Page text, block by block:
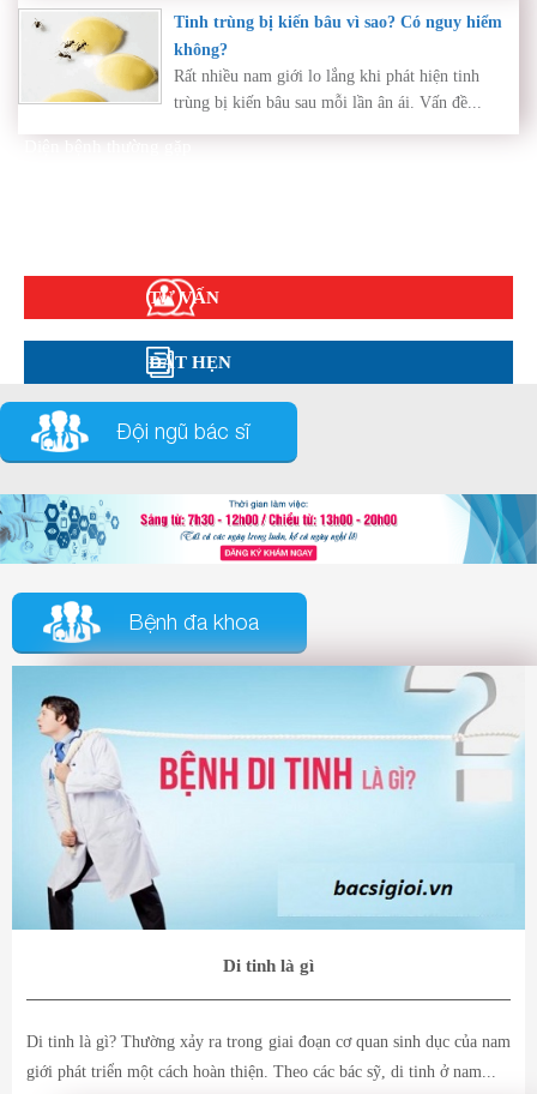
Tinh trùng bị kiến bâu vì sao? Có nguy hiểm
không?
Rất nhiều nam giới lo lắng khi phát hiện tinh
trùng bị kiến bâu sau mỗi lần ân ái. Vấn đề...
TƯ VẤN
ĐẶT HẸN
Đội ngũ bác sĩ
Bệnh đa khoa
Di tinh là gì
Di tinh là gì? Thường xảy ra trong giai đoạn cơ quan sinh dục của nam
giới phát triển một cách hoàn thiện. Theo các bác sỹ, di tinh ở nam...